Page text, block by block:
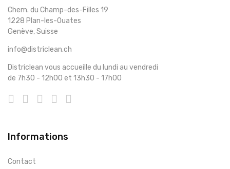
Chem. du Champ-des-Filles 19
1228 Plan-les-Ouates
Genève, Suisse
info@districlean.ch
Districlean vous accueille du lundi au vendredi
de 7h30 - 12h00 et 13h30 - 17h00
Informations
Contact